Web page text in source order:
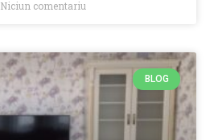
Niciun comentariu
BLOG